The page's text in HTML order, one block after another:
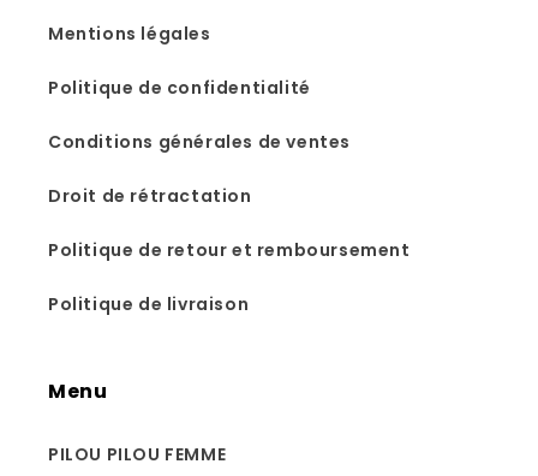
Mentions légales
Politique de confidentialité
Conditions générales de ventes
Droit de rétractation
Politique de retour et remboursement
Politique de livraison
Menu
PILOU PILOU FEMME